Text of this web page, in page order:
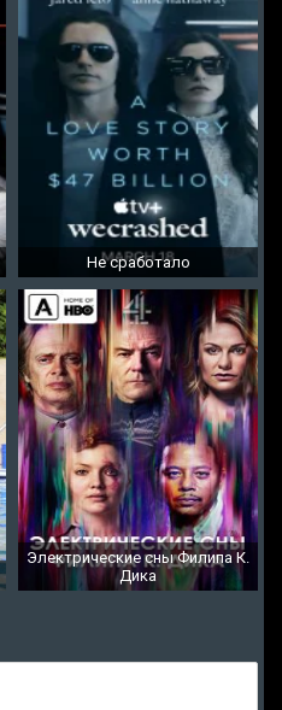
Не сработало
Электрические сны Филипа К.
Дика